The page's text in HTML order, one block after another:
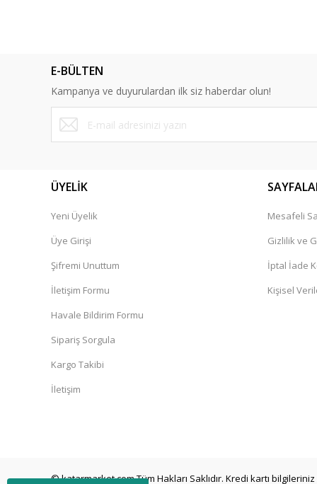
Ürün bilgilerinde hatalar bulunuyor.
Ürün fiyatı diğer sitelerden daha pahalı.
Bu ürüne benzer farklı alternatifler olmalı.
E-BÜLTEN
Kampanya ve duyurulardan ilk siz haberdar olun!
ÜYELİK
Yeni Üyelik
Üye Girişi
Şifremi Unuttum
İletişim Formu
Havale Bildirim Formu
Sipariş Sorgula
Kargo Takibi
İletişim
Mesafeli
Gizlilik ve
İptal İade
Kişisel
© katarmarket.com Tüm Hakları Saklıdır. Kredi kartı